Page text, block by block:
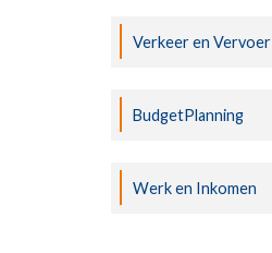
Verkeer en Vervoer
BudgetPlanning
Werk en Inkomen